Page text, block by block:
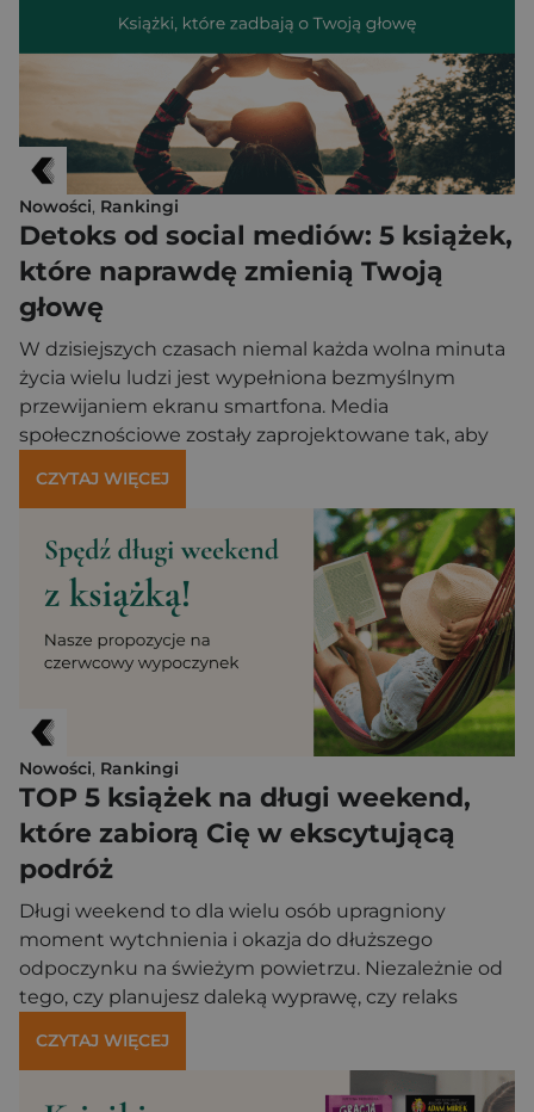
książek, koniecznie zobacz, co piszemy o nich […]
Nowości, Rankingi
Detoks od social mediów: 5 książek,
które naprawdę zmienią Twoją
głowę
W dzisiejszych czasach niemal każda wolna minuta
życia wielu ludzi jest wypełniona bezmyślnym
przewijaniem ekranu smartfona. Media
społecznościowe zostały zaprojektowane tak, aby
powiadomień. Coraz częściej czują się oni zmęczeni,
przebodźcowani i paradoksalnie bardziej samotni
mimo setek wirtualnych znajomych. Cyfrowy
detoks stał się koniecznością dla każdego, kto chce
odzyskać spokój ducha […]
CZYTAJ WIĘCEJ
Nowości, Rankingi
TOP 5 książek na długi weekend,
które zabiorą Cię w ekscytującą
podróż
Długi weekend to dla wielu osób upragniony
moment wytchnienia i okazja do dłuższego
odpoczynku na świeżym powietrzu. Niezależnie od
tego, czy planujesz daleką wyprawę, czy relaks
nieodzownym towarzyszem podróży. Literatura ma
tę niezwykłą moc, że pozwala czytelnikom
CZYTAJ WIĘCEJ